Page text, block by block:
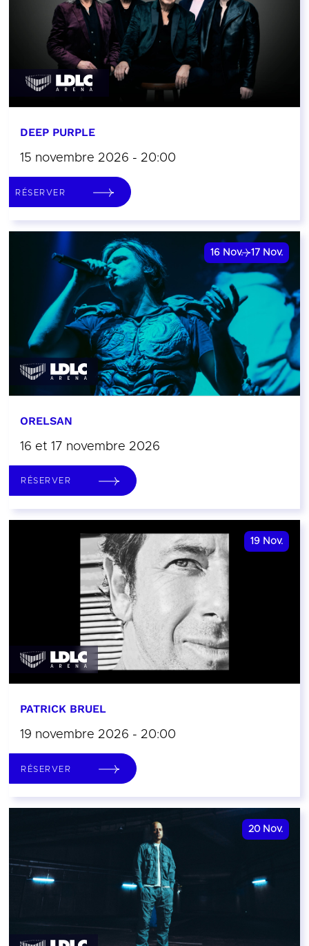
DEEP PURPLE
15 novembre 2026 - 20:00
RÉSERVER
16 Nov. 17 Nov.
ORELSAN
16 et 17 novembre 2026
RÉSERVER
19 Nov.
PATRICK BRUEL
19 novembre 2026 - 20:00
RÉSERVER
20 Nov.